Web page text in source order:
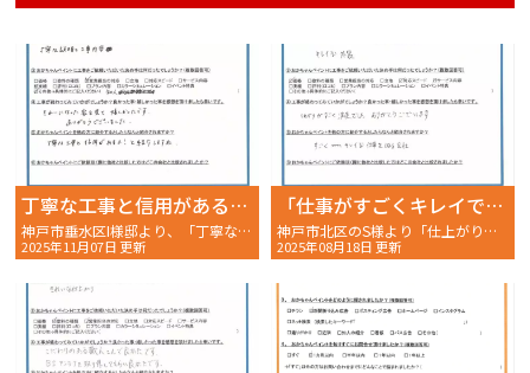
丁寧な工事と信用があるよ！
神戸市垂水区I様邸より、「丁寧な工事と信用があるよ！」お声を頂きました～完工後アンケート～
2025年11月07日 更新
「仕事がすごくキレイで感動！頼んでよかった」
神戸市北区のS様より「仕上がりに大満足！お願いして本当によかったです」とのお声を頂きました～完工後アンケート～
2025年08月18日 更新